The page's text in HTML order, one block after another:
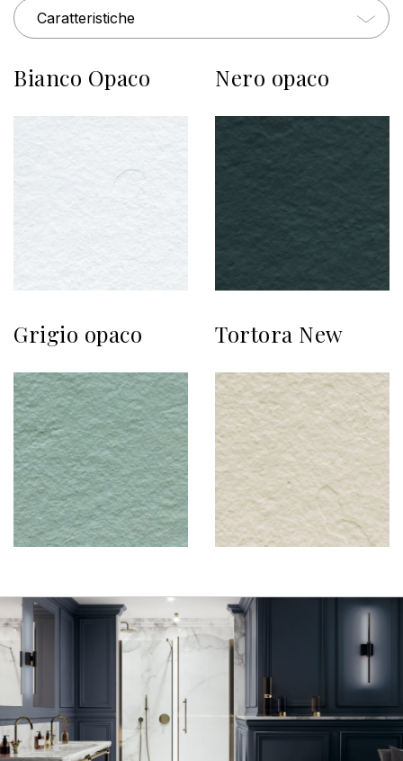
Caratteristiche
Bianco Opaco Nero opaco
Grigio opaco Tortora New